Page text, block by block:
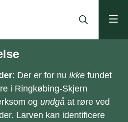
: Der er for nu ikke fundet
i Ringkøbing-Skjern
og undgå at røre ved
Larven kan identificere